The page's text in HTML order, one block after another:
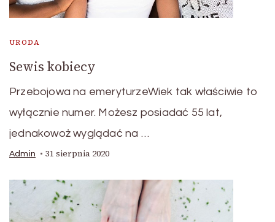
URODA
Sewis kobiecy
Przebojowa na emeryturzeWiek tak właściwie to
wyłącznie numer. Możesz posiadać 55 lat,
jednakowoż wyglądać na …
Admin 31 sierpnia 2020